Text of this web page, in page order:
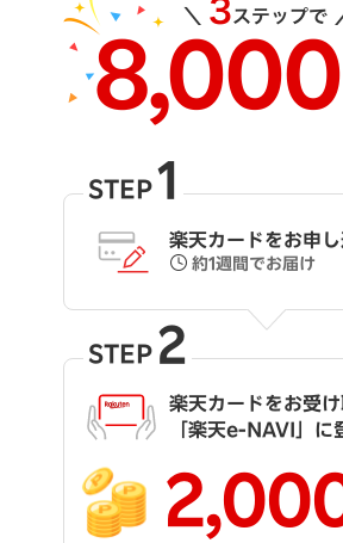
STEP 1
楽天カードをお申
約1週間でお届け
STEP 2
楽天カードをお受け
「楽天e-NAVI」に